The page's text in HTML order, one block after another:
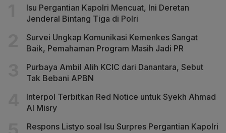
Isu Pergantian Kapolri Mencuat, Ini Deretan
Jenderal Bintang Tiga di Polri
Survei Ungkap Komunikasi Kemenkes Sangat
Baik, Pemahaman Program Masih Jadi PR
Purbaya Ambil Alih KCIC dari Danantara, Sebut
Tak Bebani APBN
Interpol Terbitkan Red Notice untuk Syekh Ahmad
Al Misry
Respons Listyo soal Isu Surpres Pergantian Kapolri